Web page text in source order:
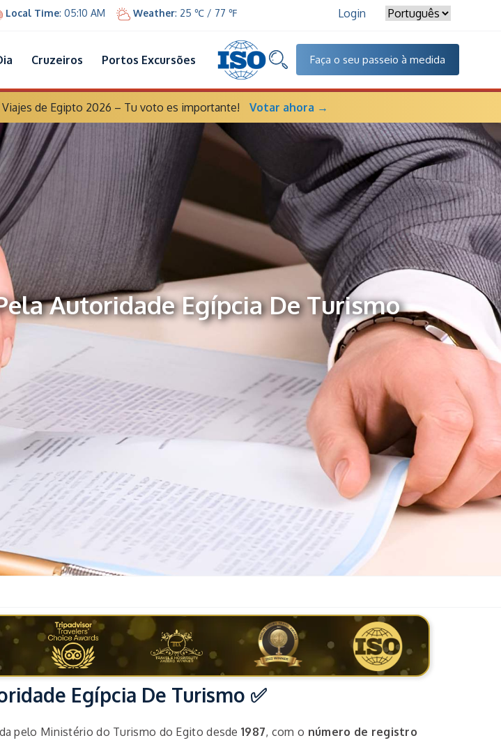
Local Time: 05:10 AM Weather: 25 ℃ / 77 ℉ Login
Cruzeiros Portos Excursões Faça o seu passeio à medida
de Egipto 2026 – Tu voto es importante! Votar ahora →
Autoridade Egípcia De Turismo
Egípcia De Turismo ✅
pelo Ministério do Turismo do Egito desde1987, com o número de registro